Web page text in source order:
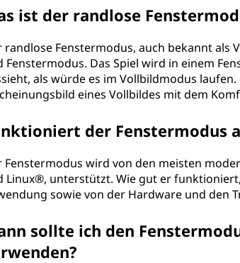
ist der randlose
randlose Fenstermodus, auch bekannt als
Fenstermodus. Das Spiel wird in einem
als würde es im Vollbildmodus
eines Vollbildes mit dem
der Fenstermodus
Fenstermodus wird von den meisten
Linux®, unterstützt. Wie gut er
sowie von der Hardware und den
sollte ich den